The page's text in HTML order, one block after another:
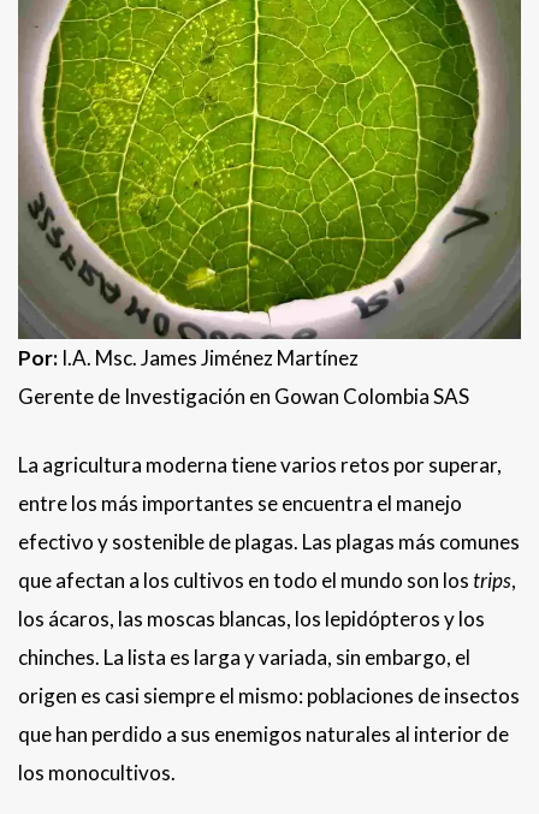
Por: I.A. Msc. James Jiménez Martínez
Gerente de Investigación en Gowan Colombia SAS
La agricultura moderna tiene varios retos por superar,
entre los más importantes se encuentra el manejo
efectivo y sostenible de plagas. Las plagas más comunes
que afectan a los cultivos en todo el mundo son lostrips,
los ácaros, las moscas blancas, los lepidópteros y los
chinches. La lista es larga y variada, sin embargo, el
origen es casi siempre el mismo: poblaciones de insectos
que han perdido a sus enemigos naturales al interior de
los monocultivos.